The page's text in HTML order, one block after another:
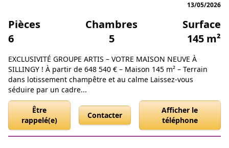
13/05/2026
Pièces
6
Chambres
5
Surface
145 m²
EXCLUSIVITÉ GROUPE ARTIS – VOTRE MAISON NEUVE À
SILLINGY ! À partir de 648 540 € – Maison 145 m² – Terrain
dans lotissement champêtre et au calme Laissez-vous
séduire par un cadre...
Être
rappelé(e)
Contacter
Afficher le
téléphone